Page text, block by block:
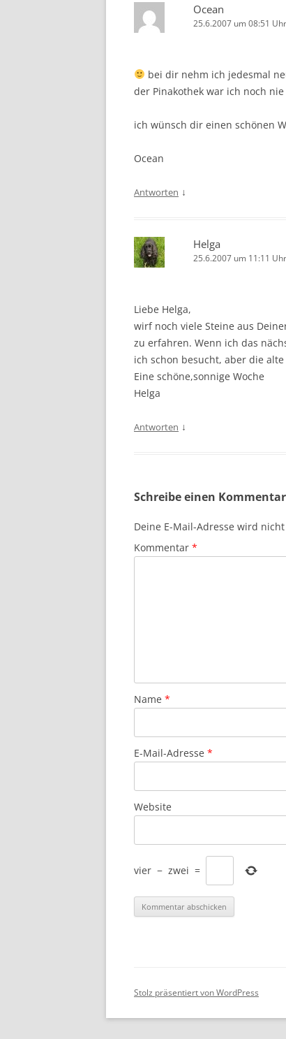
Ocean
25.6.2007 um 08:51 Uhr
bei dir nehm ich jedesmal
der Pinakothek war ich noch
ich wünsch dir einen schönen
Ocean
Antworten ↓
Helga
25.6.2007 um 11:11 Uhr
Liebe Helga,
wirf noch viele Steine aus
zu erfahren. Wenn ich das
ich schon besucht, aber die
Eine schöne,sonnige Woche
Helga
Antworten ↓
Schreibe einen Kommentar
Deine E-Mail-Adresse wird
Kommentar *
Name *
E-Mail-Adresse *
Website
vier − zwei =
Stolz präsentiert von WordPress